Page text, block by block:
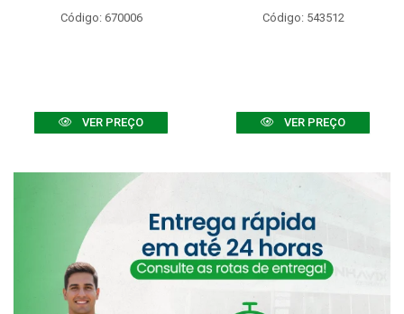
Código: 670006
VER PREÇO
Código: 543512
VER PREÇO